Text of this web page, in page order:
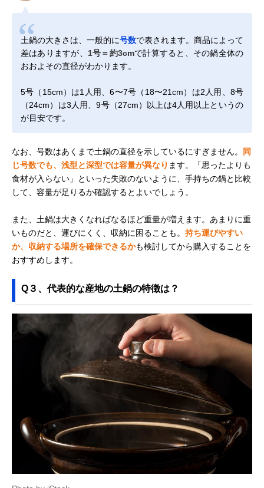
土鍋の大きさは、一般的に号数で表されます。商品によって
差はありますが、 1号＝約3cmで計算すると、その鍋全体の
おおよその直径がわかります。
5号（15cm）は1人用、6〜7号（18〜21cm）は2人用、8号
（24cm）は3人用、9号（27cm）以上は4人用以上というの
が目安です。
なお、号数はあくまで土鍋の直径を示しているにすぎません。
同
じ号数でも、浅型と深型では容量が異なり ます。「思ったよりも
食材が入らない」といった失敗のないように、手持ちの鍋と比較
して、容量が足りるか確認するとよいでしょう。
また、土鍋は大きくなればなるほど重量が増えます。あまりに重
いものだと、運びにくく、収納に困ることも。 持ち運びやすい
か、収納する場所を確保できるかも検討してから購入することを
おすすめします。
Q３、代表的な産地の土鍋の特徴は？